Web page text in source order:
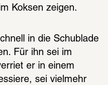
Koksen zeigen.
in die Schublade
Für ihn sei im
er in einem
sei vielmehr